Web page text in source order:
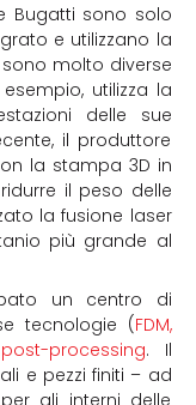
Bugatti sono solo
e utilizzano la
molto diverse
utilizza la
delle sue
il produttore
la stampa 3D in
il peso delle
la fusione laser
più grande al
un centro di
tecnologie (FDM,
post-processing. Il
e pezzi finiti – ad
gli interni delle